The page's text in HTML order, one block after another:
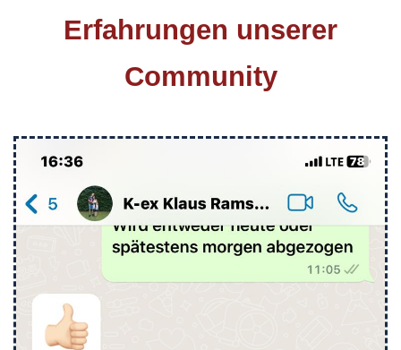
Erfahrungen unserer
Community